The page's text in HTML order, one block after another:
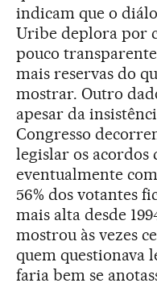
indicam que o
Uribe deplora por
pouco
mais reservas do
mostrar. Outro
apesar da
Congresso
legislar os acordos
eventualmente
56% dos votantes
mais alta desde
mostrou às vezes
quem questionava
faria bem se